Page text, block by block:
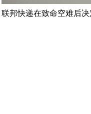
联邦快递在致命空难后